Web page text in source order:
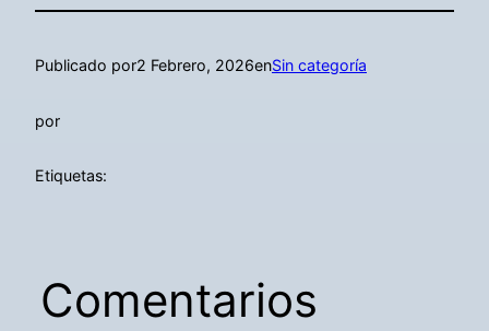
Publicado por2 Febrero, 2026enSin categoría
por
Etiquetas:
Comentarios